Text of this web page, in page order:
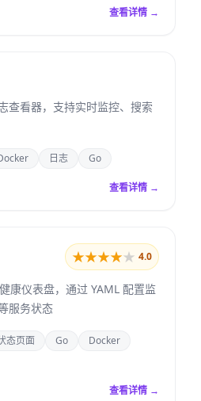
查看详情 →
查看器，支持实时监控、搜索
日志 Go
查看详情 →
★★★★★ 4.0
康仪表盘，通过 YAML 配置监
服务状态
态页面 Go
Docker
查看详情 →